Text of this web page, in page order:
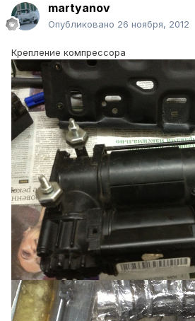
martyanov
Опубликовано 26 ноября, 2012
Крепление компрессора